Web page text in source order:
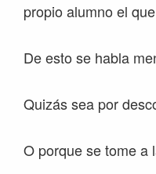
propio alumno el
De esto se habla
Quizás sea por
O porque se tome a